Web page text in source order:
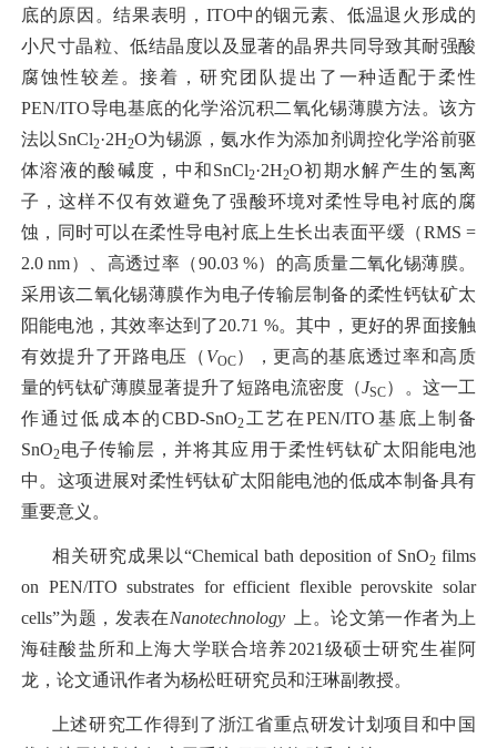
底的原因。结果表明，ITO中的铟元素、低温退火形成的
小尺寸晶粒、低结晶度以及显著的晶界共同导致其耐强酸
腐蚀性较差。接着，研究团队提出了一种适配于柔性
PEN/ITO导电基底的化学浴沉积二氧化锡薄膜方法。该方
法以SnCl2·2H2O为锡源，氨水作为添加剂调控化学浴前驱
体溶液的酸碱度，中和SnCl2·2H2O初期水解产生的氢离
子，这样不仅有效避免了强酸环境对柔性导电衬底的腐
蚀，同时可以在柔性导电衬底上生长出表面平缓（RMS =
2.0 nm）、高透过率（90.03 %）的高质量二氧化锡薄膜。
采用该二氧化锡薄膜作为电子传输层制备的柔性钙钛矿太
阳能电池，其效率达到了20.71 %。其中，更好的界面接触
有效提升了开路电压（ VOC），更高的基底透过率和高质
量的钙钛矿薄膜显著提升了短路电流密度（JSC）。这一工
作通过低成本的CBD-SnO2工艺在PEN/ITO基底上制备
SnO2电子传输层，并将其应用于柔性钙钛矿太阳能电池
中。这项进展对柔性钙钛矿太阳能电池的低成本制备具有
重要意义。
相关研究成果以“Chemical bath deposition of SnO2 films
on PEN/ITO substrates for efficient flexible perovskite solar
cells”为题，发表在Nanotechnology上。论文第一作者为上
海硅酸盐所和上海大学联合培养2021级硕士研究生崔阿
龙，论文通讯作者为杨松旺研究员和汪琳副教授。
上述研究工作得到了浙江省重点研发计划项目和中国